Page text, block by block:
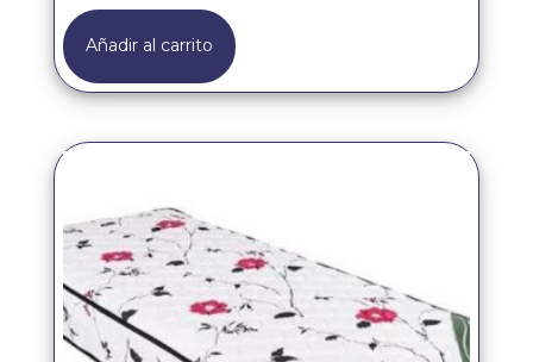
Añadir al carrito